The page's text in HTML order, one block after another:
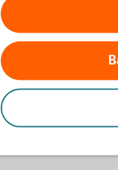
Sifopanel på
(2025). Tillbaka
Sifopanel på